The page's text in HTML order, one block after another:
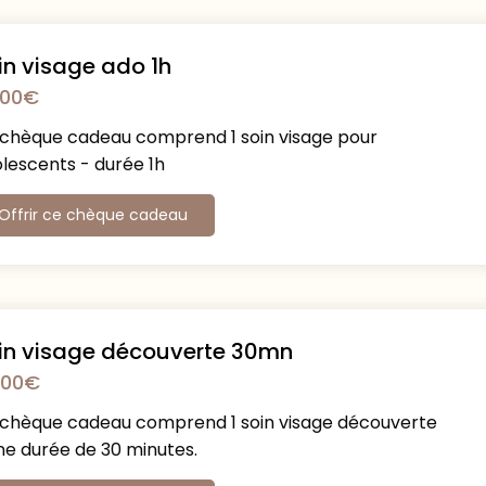
visage ado 1h
€
cadeau comprend 1 soin visage pour
- durée 1h
ce chèque cadeau
visage découverte 30mn
€
cadeau comprend 1 soin visage découverte
durée de 30 minutes.